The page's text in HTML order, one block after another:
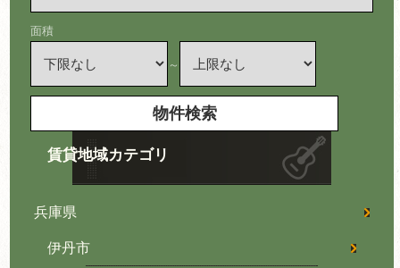
面積
～
賃貸地域カテゴリ
兵庫県
伊丹市